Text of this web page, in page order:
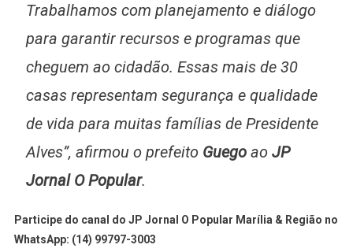
Trabalhamos com planejamento e diálogo
para garantir recursos e programas que
cheguem ao cidadão. Essas mais de 30
casas representam segurança e qualidade
de vida para muitas famílias de Presidente
Alves”, afirmou o prefeito Guegoao JP
Jornal O Popular.
Participe do canal do JP Jornal O Popular Marília & Região no
WhatsApp: (14) 99797-3003